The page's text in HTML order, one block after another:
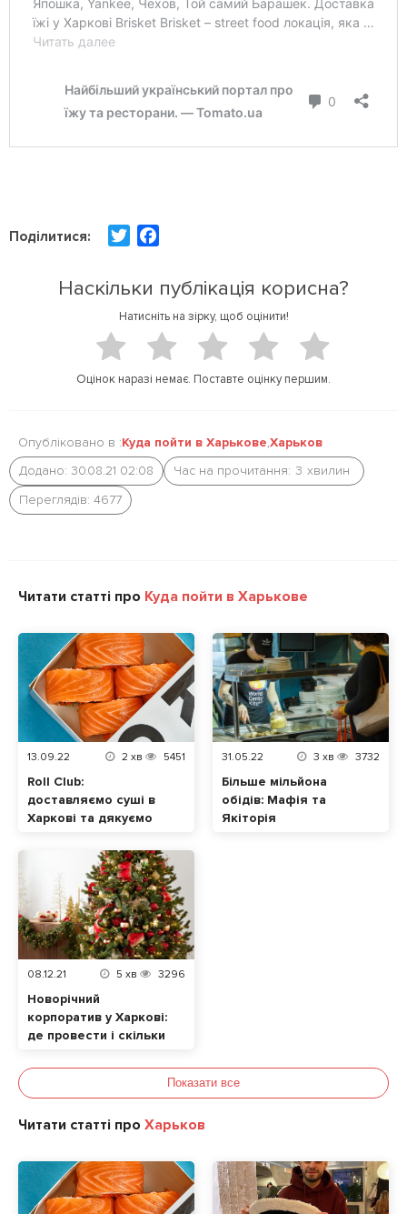
Поділитися:
t
t
e
b
o
k
Наскільки публікація корисна?
Натисніть на зірку, щоб оцінити!
Оцінок наразі немає. Поставте оцінку першим.
Опубліковано в :Куда пойти в Харькове,Харьков
Додано: 30.08.21 02:08
Час на прочитання: 3 хвилин
Переглядів: 4677
Читати статті про Куда пойти в Харькове
13.09.22 2 хв 5451
Roll Club:
доставляємо суші в
Харкові та дякуємо
можливість
31.05.22 3 хв 3732
Більше мільйона
обідів: Мафія та
Якіторія
08.12.21 5 хв 3296
Новорічний
корпоратив у Харкові:
де провести і скільки
Показати все
Читати статті про Харьков